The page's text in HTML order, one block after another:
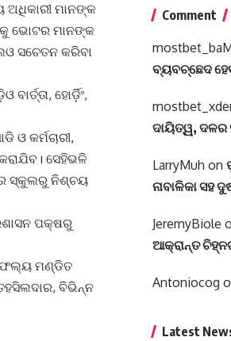
ଅଧିକାରୀ ମାନଙ୍କ
ଭୋଟର ମାନଙ୍କ
ସଚେତନ କରିବା
ହୋର୍ଡ଼ିଂ,
କର୍ମଚାରୀ,
ସେହିଭଳି
ସ୍କୁଲରୁ ନିଶ୍ଚୟ
ପକ୍ଷରୁ
ମଣ୍ଡିତ
ବିଭିନ୍ନ
Comment
ବ୍ୟବଚ୍ଛେଦ
ଦାୟିତ୍ୱ, ଦଳର
LarryMuh on
ନାବାଳିକା ସହ
JeremyBiole
ଆକ୍ରାନ୍ତ
Antoniocog
Latest